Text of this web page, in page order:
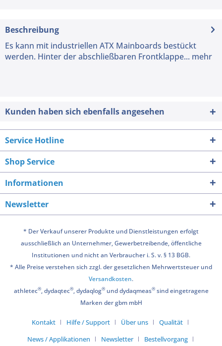
Beschreibung
Es kann mit industriellen ATX Mainboards bestückt
werden. Hinter der abschließbaren Frontklappe... mehr
Kunden haben sich ebenfalls angesehen
Service Hotline
Shop Service
Informationen
Newsletter
* Der Verkauf unserer Produkte und Dienstleistungen erfolgt
ausschließlich an Unternehmer, Gewerbetreibende, öffentliche
Institutionen und nicht an Verbraucher i. S. v. § 13 BGB.
* Alle Preise verstehen sich zzgl. der gesetzlichen Mehrwertsteuer und
Versandkosten.
athletec®, dydaqtec®, dydaqlog®und dydaqmeas®sind eingetragene
Marken der gbm mbH
Kontakt Hilfe / Support Über uns
Qualität
News / Applikationen
Newsletter Bestellvorgang